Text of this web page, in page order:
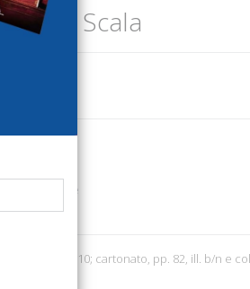
alla Scala
e monografie
V. Torino, 2010; cartonato, pp. 82, ill. b/n e